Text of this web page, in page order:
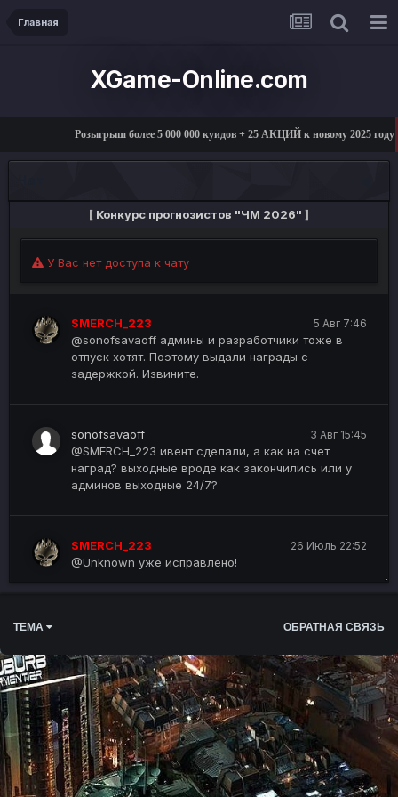
Главная
XGame-Online.com
Розыгрыш более 5 000 000 куидов + 25 АКЦИЙ к новому 2025
[ Конкурс прогнозистов "ЧМ 2026" ]
У Вас нет доступа к чату
SMERCH_223 5 Авг 7:46
@sonofsavaoff админы и разработчики тоже в
отпуск хотят. Поэтому выдали награды с
задержкой. Извините.
sonofsavaoff 3 Авг 15:45
@SMERCH_223 ивент сделали, а как на счет
наград? выходные вроде как закончились или у
админов выходные 24/7?
SMERCH_223 26 Июль 22:52
@Unknown уже исправлено!
26 Июль 7:05
Привет 20 Июль 14:17
@SMERCH_223 опер ночью ответил, там нельшой
баг (как я понимаю), если купить аккаунт и
указать почту, которая приваза к аккаунту, то
аккаунт останется на продаже, а куиды пропадут
ТЕМА ОБРАТНАЯ СВЯЗЬ